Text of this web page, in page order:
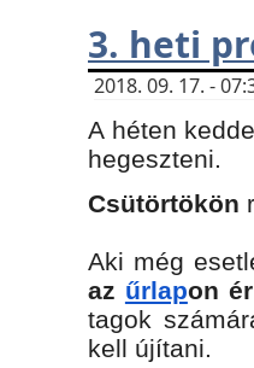
3. heti
2018. 09. 17. -
A héten
hegeszteni.
Csütörtökön
Aki még
az űrlapon
tagok
kell újítani.